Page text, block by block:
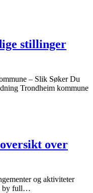
stillinger
– Slik Søker Du
Trondheim kommune
over
og aktiviteter
by full…